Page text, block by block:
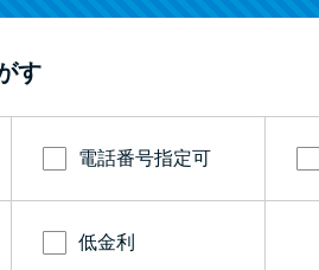
す
電話番号指定可
低金利